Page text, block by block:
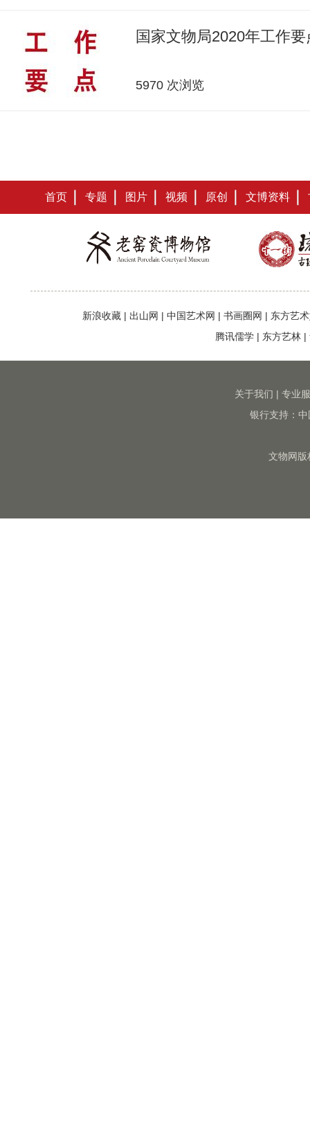
国家文物局2020年工作要
5970 次浏览
首页 专题 图片 视频 原创 文博资料
新浪收藏 | 出山网 | 中国艺术网 | 书画圈网 | 东方艺
腾讯儒学 | 东方艺林 |
关于我们 | 专业
银行支持：
文物网